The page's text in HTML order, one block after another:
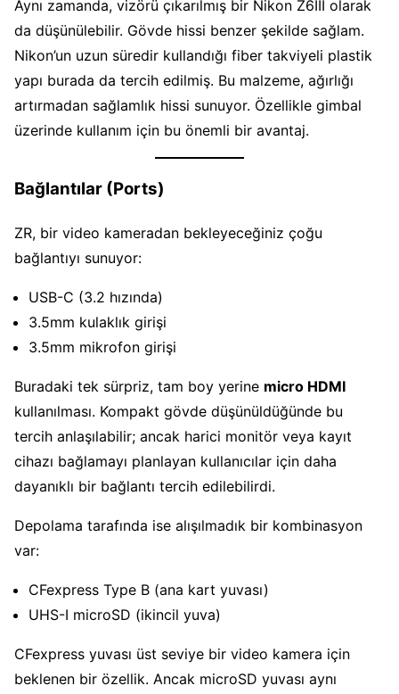
Aynı zamanda, vizörü çıkarılmış bir Nikon Z6III olarak
da düşünülebilir. Gövde hissi benzer şekilde sağlam.
Nikon’un uzun süredir kullandığı fiber takviyeli plastik
yapı burada da tercih edilmiş. Bu malzeme, ağırlığı
artırmadan sağlamlık hissi sunuyor. Özellikle gimbal
üzerinde kullanım için bu önemli bir avantaj.
Bağlantılar (Ports)
ZR, bir video kameradan bekleyeceğiniz çoğu
bağlantıyı sunuyor:
USB-C (3.2 hızında)
3.5mm kulaklık girişi
3.5mm mikrofon girişi
Buradaki tek sürpriz, tam boy yerine micro HDMI
kullanılması. Kompakt gövde düşünüldüğünde bu
tercih anlaşılabilir; ancak harici monitör veya kayıt
cihazı bağlamayı planlayan kullanıcılar için daha
dayanıklı bir bağlantı tercih edilebilirdi.
Depolama tarafında ise alışılmadık bir kombinasyon
var:
CFexpress Type B (ana kart yuvası)
UHS-I microSD (ikincil yuva)
CFexpress yuvası üst seviye bir video kamera için
beklenen bir özellik. Ancak microSD yuvası aynı